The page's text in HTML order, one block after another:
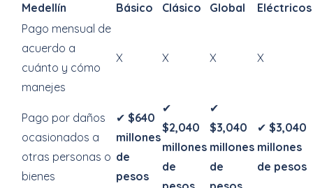
Medellín
Básico
Clásico
Global
Eléctricos
Pago mensual de
acuerdo a
cuánto y cómo
manejes
X X X X
Pago por daños
ocasionados a
otras personas o
bienes
✔ $640
millones
de
pesos
✔
$2,040
millones
de
✔
$3,040
millones
de
✔ $3,040
millones
de pesos